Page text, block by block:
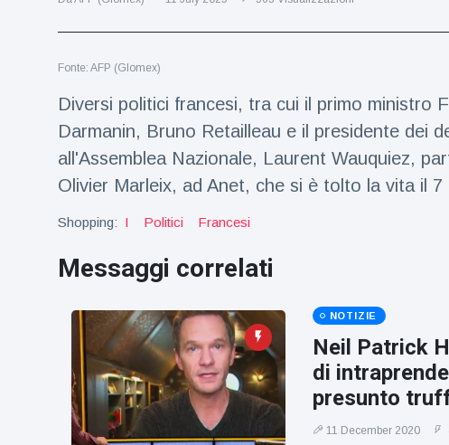
Viaggi e avventura
Ultime notizie
Dylan
Sprouse e
Barbara
Palvin
rivelano di
una
15 July
50
Millie Bobby
incoraggia
sua figlia ad
creativa
15 July
72
Visualizzazioni
Anne
Hathaway
definisce
Tom
Holland 'il
figlio dei
sogni’
14 July
31
Visualizzazioni
Fonte: AFP (Glomex)
Diversi politici francesi, tra cui il primo ministro
Darmanin, Bruno Retailleau e il presidente dei
all'Assemblea Nazionale, Laurent Wauquiez,
Olivier Marleix, ad Anet, che si è tolto la vita il 7
Shopping: I Politici Francesi
Messaggi correlati
NOTIZIE
Neil Patrick
di
presunto
11 December 2020